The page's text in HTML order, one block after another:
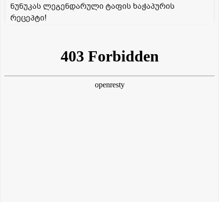
ნუნუკას ლეგენდარული ტაფის ხაჭაპურის
რეცეპტი!